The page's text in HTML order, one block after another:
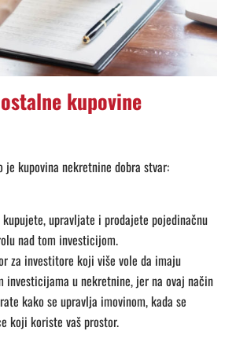
kupovine
je kupovina nekretnine dobra stvar:
upravljate i prodajete pojedinačnu
nad tom investicijom.
za investitore koji više vole da imaju
investicijama u nekretnine, jer na ovaj način
kako se upravlja imovinom, kada se
koji koriste vaš prostor.